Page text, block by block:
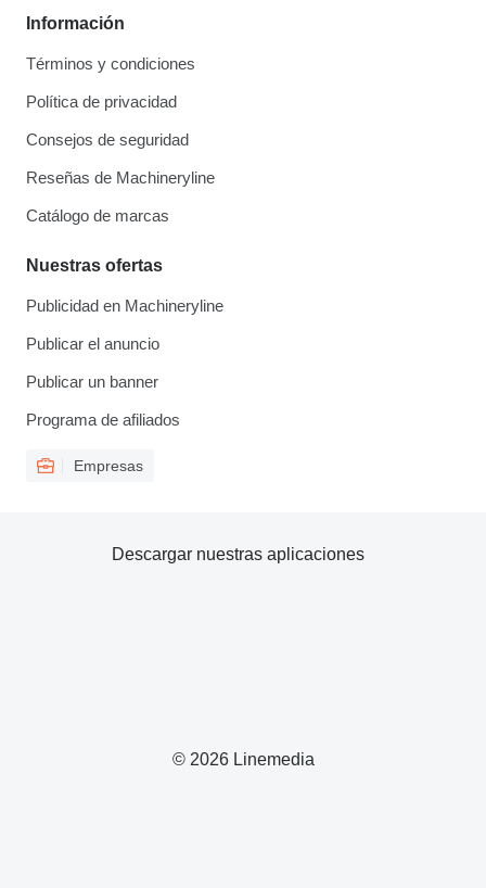
Información
Términos y condiciones
Política de privacidad
Consejos de seguridad
Reseñas de Machineryline
Catálogo de marcas
Nuestras ofertas
Publicidad en Machineryline
Publicar el anuncio
Publicar un banner
Programa de afiliados
Empresas
© 2026 Linemedia
Descargar nuestras aplicaciones